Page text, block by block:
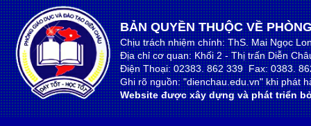
BẢN QUYỀN THUỘC VỀ
Chịu trách nhiệm chính: ThS. Mai Ngọc
Địa chỉ cơ quan: Khối 2 - Thị trấn Diễn
Điện Thoại: 02383. 862 339 Fax: 0383.
Ghi rõ nguồn: "dienchau.edu.vn" khi phát
Website được xây dựng và phát triển